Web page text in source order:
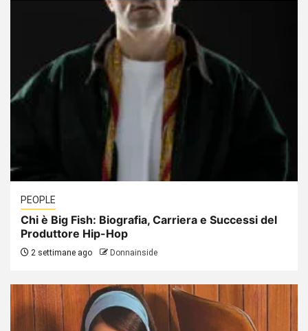
PEOPLE
Chi è Big Fish: Biografia, Carriera e Successi del
Produttore Hip-Hop
2 settimane ago Donnainside